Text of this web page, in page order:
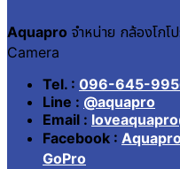
Aquapro จำหน่าย กล้องโก
Camera
Tel. : 096-645-
Line : @aquapro
Email :
Facebook :
GoPro